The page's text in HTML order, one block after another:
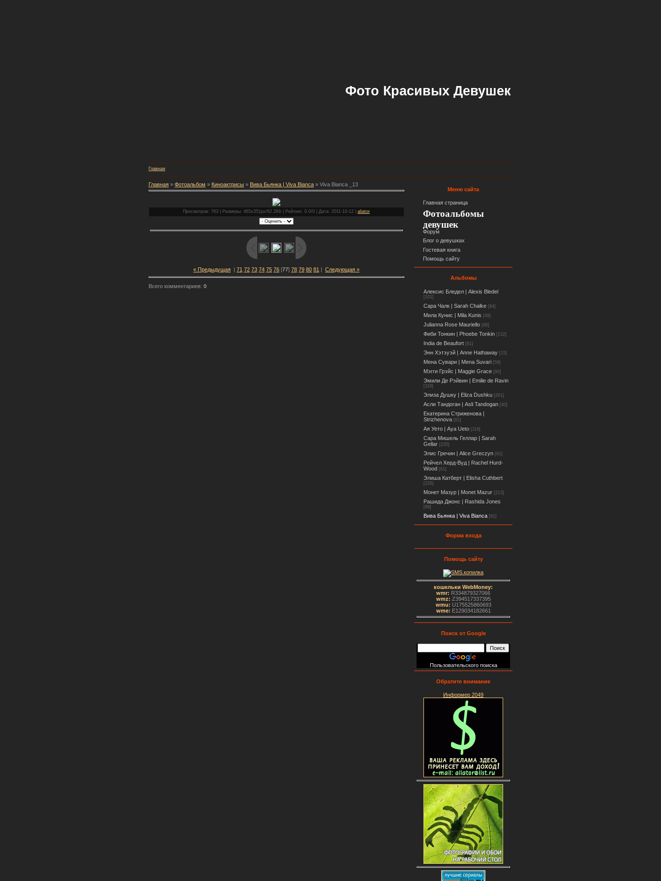
Фото Красивых Девушек
Главная
Главная » Фотоальбом » Киноактрисы » Вива Бьянка | Viva Bianca » Viva Bianca _13
Просмотров: 763 | Размеры: 465x351px/62.2Kb | Рейтинг: 0.0/0 | Дата: 2011-10-12 | aliator
« Предыдущая | 71 72 73 74 75 76 [77] 78 79 80 81 | Следующая »
Всего комментариев: 0
Меню сайта
Главная страница
Фотоальбомы
девушек
Форум
Блог о девушках
Гостевая книга
Помощь сайту
Альбомы
Алексис Бледел | Alexis Bledel
[101]
Сара Чалк | Sarah Chalke [84]
Мила Кунис | Mila Kunis [49]
Julianna Rose Mauriello [86]
Фиби Тонкин | Phoebe Tonkin [132]
India de Beaufort [81]
Энн Хэтэуэй | Anne Hathaway [15]
Мена Сувари | Мena Suvari [59]
Мэгги Грэйс | Maggie Grace [90]
Эмили Де Рэйвин | Emilie de Ravin
[118]
Элиза Душку | Eliza Dushku [261]
Асли Тандоган | Asli Tandogan [40]
Екатерина Стриженова |
Strizhenova [61]
Ая Уето | Aya Ueto [119]
Сара Мишель Геллар | Sarah
Gellar [235]
Элис Гречин | Alice Greczyn [81]
Рейчел Херд-Вуд | Rachel Hurd-
Wood [61]
Элиша Катберт | Elisha Cuthbert
[226]
Монет Мазур | Monet Mazur [213]
Рашида Джонс | Rashida Jones
[88]
Вива Бьянка | Viva Bianca [81]
Форма входа
Помощь сайту
кошельки WebMoney:
wmr: R334879327066
wmz: Z394517337395
wmu: U175525860693
wme: E129034182661
Поиск от Google
Пользовательского поиска
Обратите внимание
Информер 2049